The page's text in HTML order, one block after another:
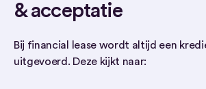
& acceptatie
Bij financial lease wordt altijd een
uitgevoerd. Deze kijkt naar: